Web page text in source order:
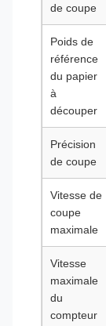
de coupe
Poids de
référence
du papier
à
découper
Précision
de coupe
Vitesse de
coupe
maximale
Vitesse
maximale
du
compteur